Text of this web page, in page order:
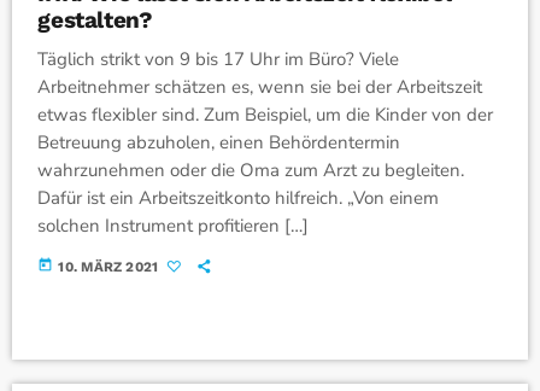
gestalten?
Täglich strikt von 9 bis 17 Uhr im Büro? Viele
Arbeitnehmer schätzen es, wenn sie bei der Arbeitszeit
etwas flexibler sind. Zum Beispiel, um die Kinder von der
Betreuung abzuholen, einen Behördentermin
wahrzunehmen oder die Oma zum Arzt zu begleiten.
Dafür ist ein Arbeitszeitkonto hilfreich. „Von einem
solchen Instrument profitieren […]
today 10. MÄRZ 2021